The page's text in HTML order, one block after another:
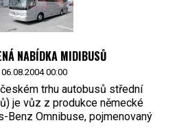
NABÍDKA MIDIBUSŮ
06.08.2004 00:00
trhu autobusů střední
je vůz z produkce německé
Omnibuse, pojmenovaný